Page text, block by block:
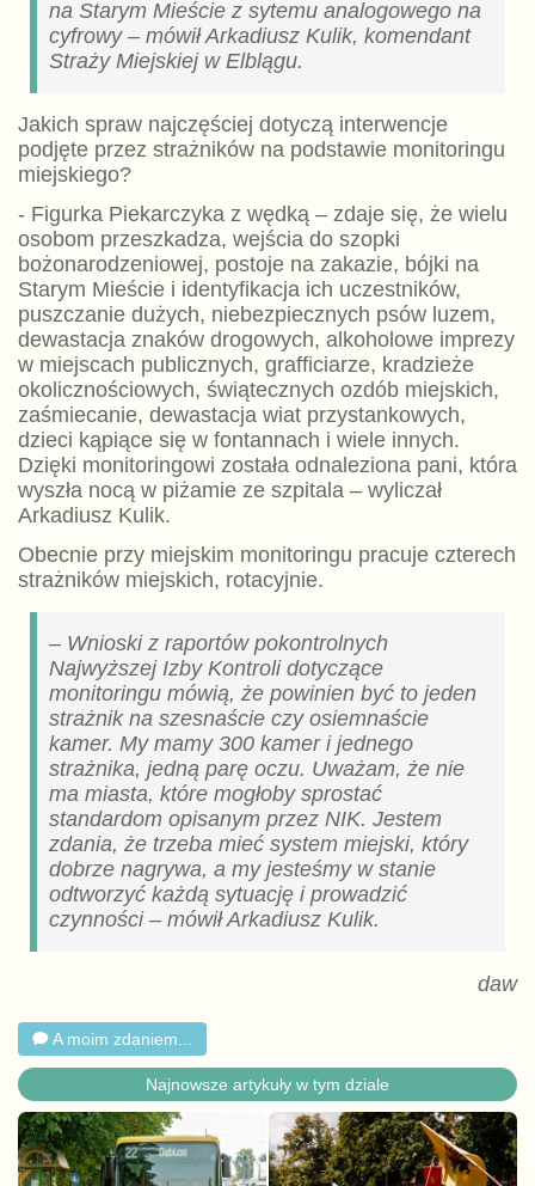
na Starym Mieście z sytemu analogowego na
cyfrowy – mówił Arkadiusz Kulik, komendant
Straży Miejskiej w Elblągu.
Jakich spraw najczęściej dotyczą interwencje
podjęte przez strażników na podstawie monitoringu
miejskiego?
- Figurka Piekarczyka z wędką – zdaje się, że wielu
osobom przeszkadza, wejścia do szopki
bożonarodzeniowej, postoje na zakazie, bójki na
Starym Mieście i identyfikacja ich uczestników,
puszczanie dużych, niebezpiecznych psów luzem,
dewastacja znaków drogowych, alkoholowe imprezy
w miejscach publicznych, grafficiarze, kradzieże
okolicznościowych, świątecznych ozdób miejskich,
zaśmiecanie, dewastacja wiat przystankowych,
dzieci kąpiące się w fontannach i wiele innych.
Dzięki monitoringowi została odnaleziona pani, która
wyszła nocą w piżamie ze szpitala – wyliczał
Arkadiusz Kulik.
Obecnie przy miejskim monitoringu pracuje czterech
strażników miejskich, rotacyjnie.
– Wnioski z raportów pokontrolnych
Najwyższej Izby Kontroli dotyczące
monitoringu mówią, że powinien być to jeden
strażnik na szesnaście czy osiemnaście
kamer. My mamy 300 kamer i jednego
strażnika, jedną parę oczu. Uważam, że nie
ma miasta, które mogłoby sprostać
standardom opisanym przez NIK. Jestem
zdania, że trzeba mieć system miejski, który
dobrze nagrywa, a my jesteśmy w stanie
odtworzyć każdą sytuację i prowadzić
czynności – mówił Arkadiusz Kulik.
daw
A moim zdaniem...
Najnowsze artykuły w tym dziale